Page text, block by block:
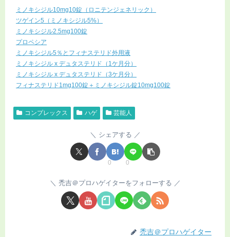
ミノキシジル10mg10錠（ロニテンジェネリック）
ツゲイン5（ミノキシジル5%）
ミノキシジル2.5mg100錠
プロペシア
ミノキシジル5％とフィナステリド外用液
ミノキシジル x デュタステリド（1ケ月分）
ミノキシジル x デュタステリド（3ケ月分）
フィナステリド1mg100錠＋ミノキシジル錠10mg100錠
コンプレックス ハゲ 芸能人
シェアする
0 0
禿吉＠プロハゲイターをフォローする
禿吉＠プロハゲイター